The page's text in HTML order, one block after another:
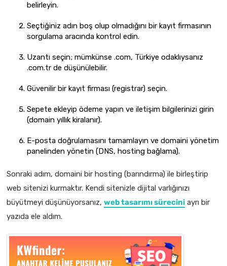
belirleyin.
Seçtiğiniz adın boş olup olmadığını bir kayıt firmasının
sorgulama aracında kontrol edin.
Uzantı seçin; mümkünse .com, Türkiye odaklıysanız
.com.tr de düşünülebilir.
Güvenilir bir kayıt firması (registrar) seçin.
Sepete ekleyip ödeme yapın ve iletişim bilgilerinizi girin
(domain yıllık kiralanır).
E-posta doğrulamasını tamamlayın ve domaini yönetim
panelinden yönetin (DNS, hosting bağlama).
Sonraki adım, domaini bir hosting (barındırma) ile birleştirip
web sitenizi kurmaktır. Kendi sitenizle dijital varlığınızı
büyütmeyi düşünüyorsanız, web tasarımı sürecini ayrı bir
yazıda ele aldım.